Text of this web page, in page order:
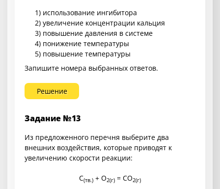
1) использование ингибитора
2) увеличение концентрации кальция
3) повышение давления в системе
4) понижение температуры
5) повышение температуры
Запишите номера выбранных ответов.
Решение
Задание №13
Из предложенного перечня выберите два
внешних воздействия, которые приводят к
увеличению скорости реакции:
C(тв.) + O2(г) = CO2(г)